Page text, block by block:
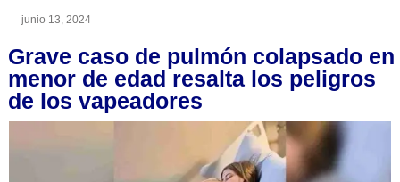
junio 13, 2024
Grave caso de pulmón colapsado en
menor de edad resalta los peligros
de los vapeadores